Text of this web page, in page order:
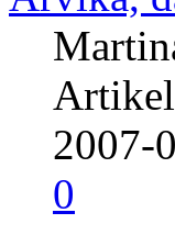
Artikel
2007-
0